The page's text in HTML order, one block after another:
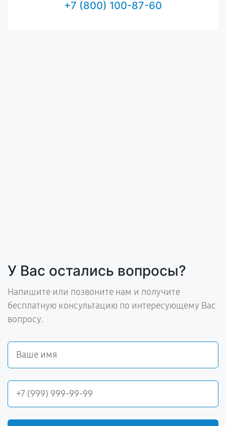
+7 (800) 100-87-60
У Вас остались вопросы?
Напишите или позвоните нам и получите
бесплатную консультацию по интересующему Вас
вопросу.